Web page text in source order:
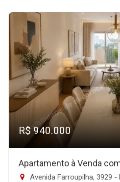
R$ 940.000
Apartamento à Venda
Avenida Farroupilha, 3929 -